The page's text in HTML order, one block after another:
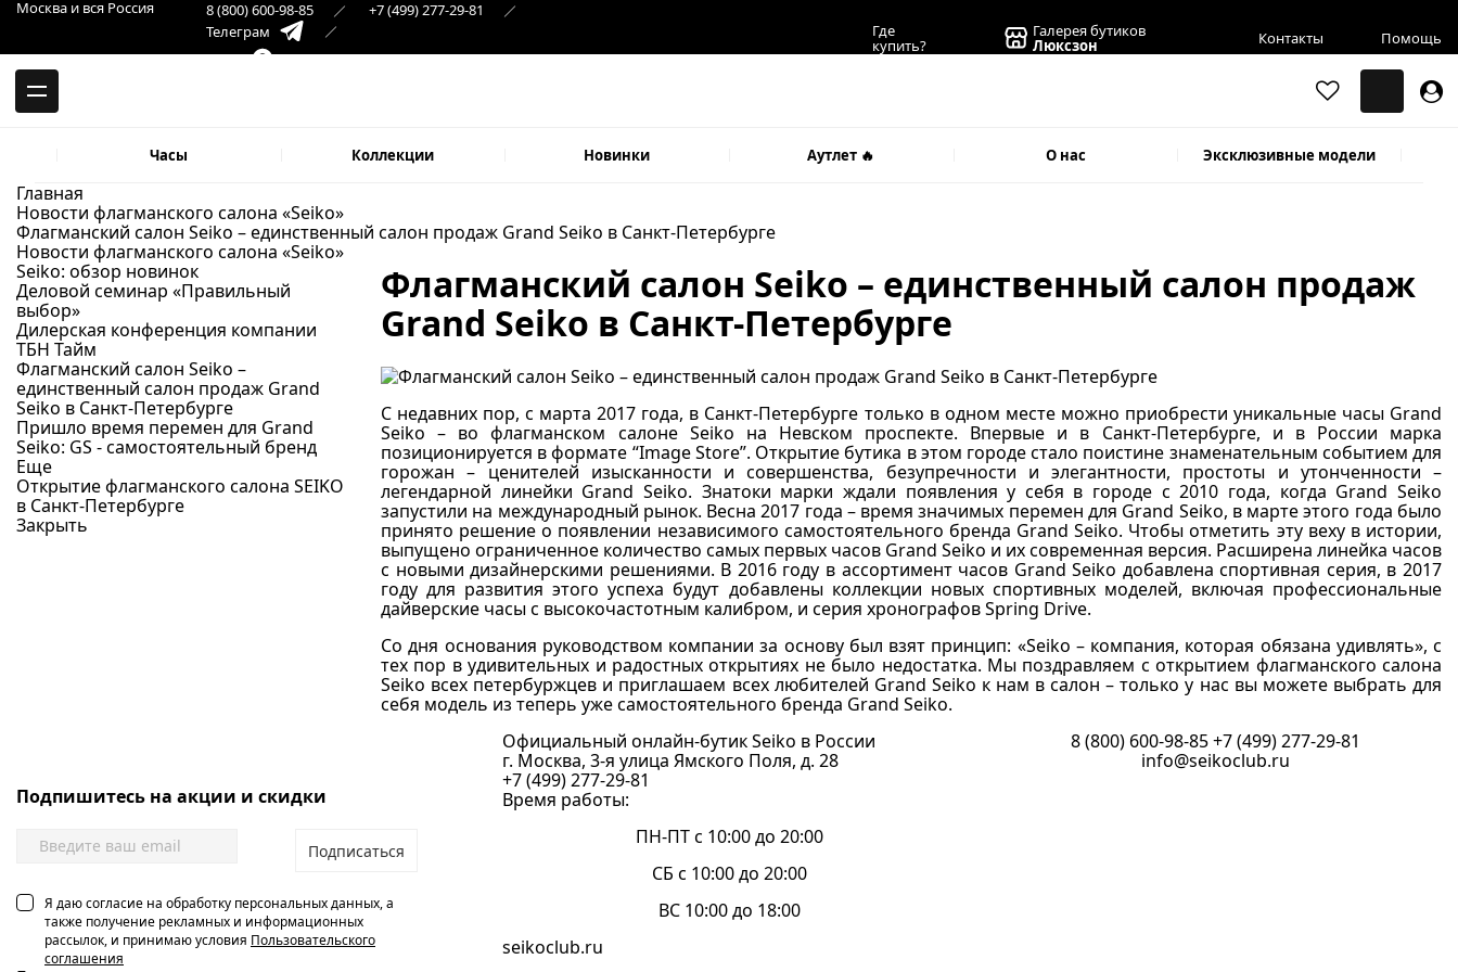
Москва и вся Россия
Самара
8 (846) 379-32-22
8 (800) 600-98-85
+7 (499) 277-29-81
Телеграм
Макс
Где
купить?
Галерея бутиков
Люксзон Контакты Помощь
Часы Коллекции Новинки Аутлет 🔥 О нас Эксклюзивные модели
Главная
Новости флагманского салона «Seiko»
Флагманский салон Seiko – единственный салон продаж Grand Seiko в Санкт-Петербурге
Новости флагманского салона «Seiko»
Seiko: обзор новинок
Деловой семинар «Правильный
выбор»
Дилерская конференция компании
ТБН Тайм
Флагманский салон Seiko –
единственный салон продаж Grand
Seiko в Санкт-Петербурге
Пришло время перемен для Grand
Seiko: GS - самостоятельный бренд
Еще
Открытие флагманского салона SEIKO
в Санкт-Петербурге
Закрыть
Флагманский салон Seiko – единственный салон продаж
Grand Seiko в Санкт-Петербурге
С недавних пор, с марта 2017 года, в Санкт-Петербурге только в одном месте можно приобрести уникальные часы Grand
Seiko – во флагманском салоне Seiko на Невском проспекте. Впервые и в Санкт-Петербурге, и в России марка
позиционируется в формате “Image Store”. Открытие бутика в этом городе стало поистине знаменательным событием для
горожан – ценителей изысканности и совершенства, безупречности и элегантности, простоты и утонченности –
легендарной линейки Grand Seiko. Знатоки марки ждали появления у себя в городе с 2010 года, когда Grand Seiko
запустили на международный рынок. Весна 2017 года – время значимых перемен для Grand Seiko, в марте этого года было
принято решение о появлении независимого самостоятельного бренда Grand Seiko. Чтобы отметить эту веху в истории,
выпущено ограниченное количество самых первых часов Grand Seiko и их современная версия. Расширена линейка часов
с новыми дизайнерскими решениями. В 2016 году в ассортимент часов Grand Seiko добавлена спортивная серия, в 2017
году для развития этого успеха будут добавлены коллекции новых спортивных моделей, включая профессиональные
дайверские часы с высокочастотным калибром, и серия хронографов Spring Drive.
Со дня основания руководством компании за основу был взят принцип: «Seiko – компания, которая обязана удивлять», с
тех пор в удивительных и радостных открытиях не было недостатка. Мы поздравляем с открытием флагманского салона
Seiko всех петербуржцев и приглашаем всех любителей Grand Seiko к нам в салон – только у нас вы можете выбрать для
себя модель из теперь уже самостоятельного бренда Grand Seiko.
Подпишитесь на акции и скидки
Подписаться
Я даю согласие на обработку персональных данных, а
также получение рекламных и информационных
рассылок, и принимаю условия Пользовательского
соглашения
Официальный онлайн-бутик Seiko в России
г. Москва, 3-я улица Ямского Поля, д. 28
+7 (499) 277-29-81
Время работы:
ПН-ПТ с 10:00 до 20:00
СБ с 10:00 до 20:00
ВС 10:00 до 18:00
seikoclub.ru
8 (800) 600-98-85 +7 (499) 277-29-81
info@seikoclub.ru